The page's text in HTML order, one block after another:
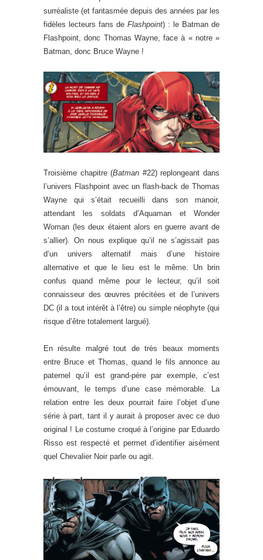
surréaliste (et fantasmée depuis des années par les
fidèles lecteurs fans de Flashpoint) : le Batman de
Flashpoint, donc Thomas Wayne, face à « notre »
Batman, donc Bruce Wayne !
Troisième chapitre (Batman #22) replongeant dans
l’univers Flashpoint avec un flash-back de Thomas
Wayne qui s’était recueilli dans son manoir,
attendant les soldats d’Aquaman et Wonder
Woman (les deux étaient alors en guerre avant de
s’allier). On nous explique qu’il ne s’agissait pas
d’un univers alternatif mais d’une histoire
alternative et que le lieu est le même. Un brin
confus quand même pour le lecteur, qu’il soit
connaisseur des œuvres précitées et de l’univers
DC (il a tout intérêt à l’être) ou simple néophyte (qui
risque d’être totalement largué).
En résulte malgré tout de très beaux moments
entre Bruce et Thomas, quand le fils annonce au
paternel qu’il est grand-père par exemple, c’est
émouvant, le temps d’une case mémorable. La
relation entre les deux pourrait faire l’objet d’une
série à part, tant il y aurait à proposer avec ce duo
original ! Le costume croqué à l’origine par Eduardo
Risso est respecté et permet d’identifier aisément
quel Chevalier Noir parle ou agit.